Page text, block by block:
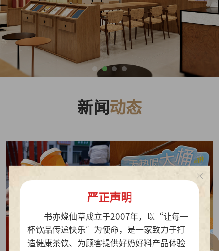
新闻 动态
严正声明
书亦烧仙草成立于2007年，以“让每一
杯饮品传递快乐”为使命，是一家致力于打
造健康茶饮、为顾客提供好奶好料产品体验